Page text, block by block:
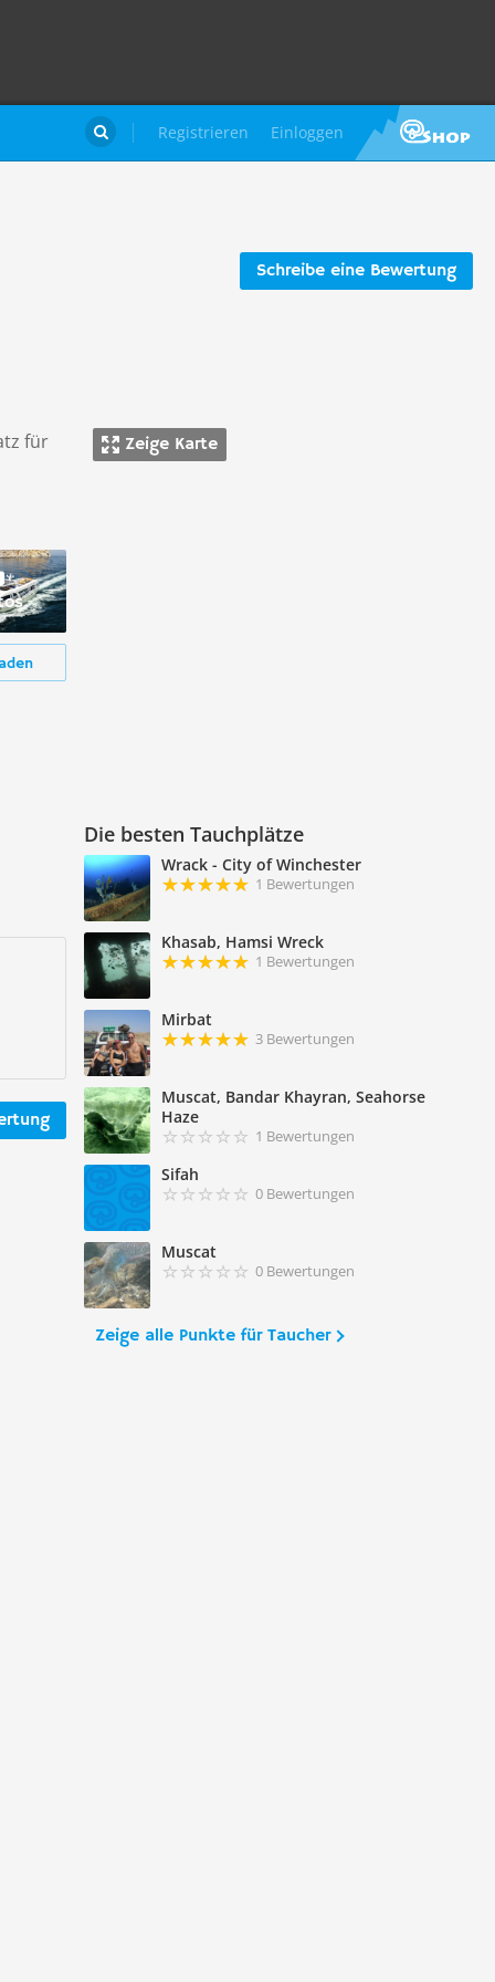
Registrieren Einloggen

Schreibe eine Bewertung
Zeige Karte
Die besten Tauchplätze
Wrack - City of Winchester
1 Bewertungen
Khasab, Hamsi Wreck
1 Bewertungen
Mirbat
3 Bewertungen
Muscat, Bandar Khayran, Seahorse
Haze
1 Bewertungen
Sifah
0 Bewertungen
Muscat
0 Bewertungen
Zeige alle Punkte für Taucher
für